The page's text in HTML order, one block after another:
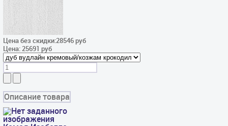
Цена без скидки:28546 руб
Цена: 25691 руб
Описание товара